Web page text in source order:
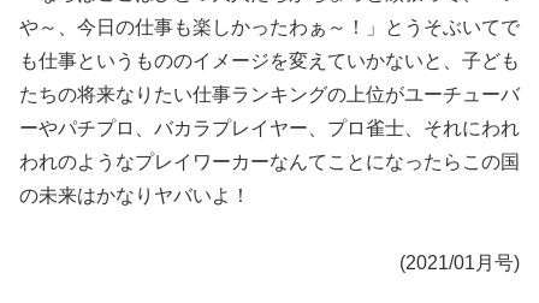
や～、今日の仕事も楽しかったわぁ～！」とうそぶいてで
も仕事というもののイメージを変えていかないと、子ども
たちの将来なりたい仕事ランキングの上位がユーチューバ
ーやパチプロ、バカラプレイヤー、プロ雀士、それにわれ
われのようなプレイワーカーなんてことになったらこの国
の未来はかなりヤバいよ！
(2021/01月号)